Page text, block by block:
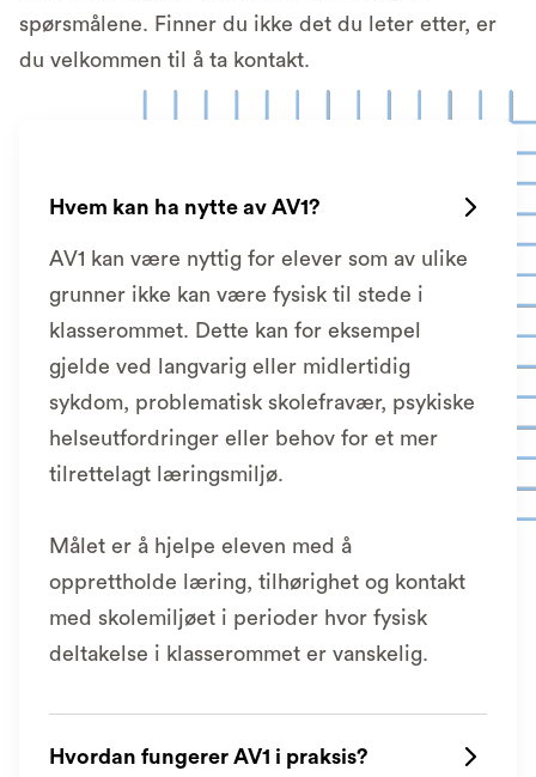
spørsmålene. Finner du ikke det du leter etter, er
du velkommen til å ta kontakt.
Hvem kan ha nytte av AV1? 
AV1 kan være nyttig for elever som av ulike
grunner ikke kan være fysisk til stede i
klasserommet. Dette kan for eksempel
gjelde ved langvarig eller midlertidig
sykdom, problematisk skolefravær, psykiske
helseutfordringer eller behov for et mer
tilrettelagt læringsmiljø.
Målet er å hjelpe eleven med å
opprettholde læring, tilhørighet og kontakt
med skolemiljøet i perioder hvor fysisk
deltakelse i klasserommet er vanskelig.
Hvordan fungerer AV1 i praksis? 